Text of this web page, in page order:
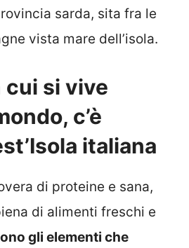
sarda, sita fra le
vista mare dell’isola.
cui si vive
c’è
italiana
di proteine e sana,
di alimenti freschi e
gli elementi che